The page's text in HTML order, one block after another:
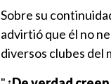
Sobre su
advirtió que él no
diversos clubes del